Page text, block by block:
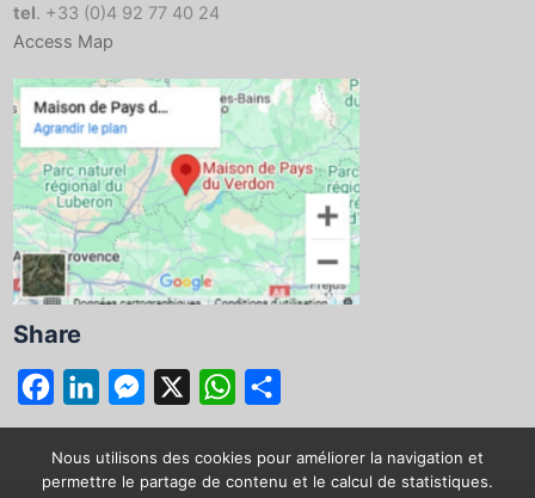
tel. +33 (0)4 92 77 40 24
Access Map
Share
a
c
i
n
e
s
W
h
a
h
a
Nous utilisons des cookies pour améliorer la navigation et
permettre le partage de contenu et le calcul de statistiques.